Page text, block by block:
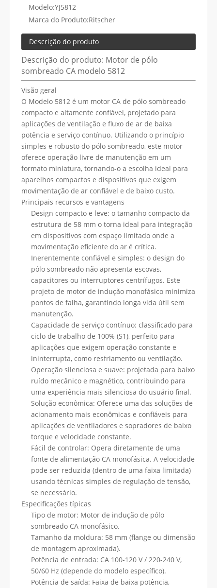
Modelo:YJ5812
Marca do Produto:Ritscher
Descrição do produto
Descrição do produto: Motor de pólo
sombreado CA modelo 5812
Visão geral
O Modelo 5812 é um motor CA de pólo sombreado
compacto e altamente confiável, projetado para
aplicações de ventilação e fluxo de ar de baixa
potência e serviço contínuo. Utilizando o princípio
simples e robusto do pólo sombreado, este motor
oferece operação livre de manutenção em um
formato miniatura, tornando-o a escolha ideal para
aparelhos compactos e dispositivos que exigem
movimentação de ar confiável e de baixo custo.
Principais recursos e vantagens
Design compacto e leve: o tamanho compacto da
estrutura de 58 mm o torna ideal para integração
em dispositivos com espaço limitado onde a
movimentação eficiente do ar é crítica.
Inerentemente confiável e simples: o design do
pólo sombreado não apresenta escovas,
capacitores ou interruptores centrífugos. Este
projeto de motor de indução monofásico minimiza
pontos de falha, garantindo longa vida útil sem
manutenção.
Capacidade de serviço contínuo: classificado para
ciclo de trabalho de 100% (S1), perfeito para
aplicações que exigem operação constante e
ininterrupta, como resfriamento ou ventilação.
Operação silenciosa e suave: projetada para baixo
ruído mecânico e magnético, contribuindo para
uma experiência mais silenciosa do usuário final.
Solução econômica: Oferece uma das soluções de
acionamento mais econômicas e confiáveis ​​para
aplicações de ventiladores e sopradores de baixo
torque e velocidade constante.
Fácil de controlar: Opera diretamente de uma
fonte de alimentação CA monofásica. A velocidade
pode ser reduzida (dentro de uma faixa limitada)
usando técnicas simples de regulação de tensão,
se necessário.
Especificações típicas
Tipo de motor: Motor de indução de pólo
sombreado CA monofásico.
Tamanho da moldura: 58 mm (flange ou dimensão
de montagem aproximada).
Potência de entrada: CA 100-120 V / 220-240 V,
50/60 Hz (depende do modelo específico).
Potência de saída: Faixa de baixa potência,